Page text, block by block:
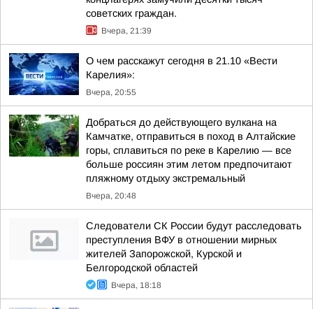
советских граждан.
Вчера, 21:39
О чем расскажут сегодня в 21.10 «Вести
Карелия»:
Вчера, 20:55
Добраться до действующего вулкана на
Камчатке, отправиться в поход в Алтайские
горы, сплавиться по реке в Карелию — все
больше россиян этим летом предпочитают
пляжному отдыху экстремальный
Вчера, 20:48
Следователи СК России будут расследовать
преступления ВФУ в отношении мирных
жителей Запорожской, Курской и
Белгородской областей
Вчера, 18:18